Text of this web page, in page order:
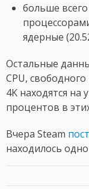
больше
ядерные
Остальные
CPU,
4K находятся на
процентов в
Вчера Steam
находилось